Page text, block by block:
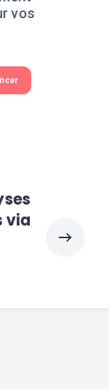
vos
via